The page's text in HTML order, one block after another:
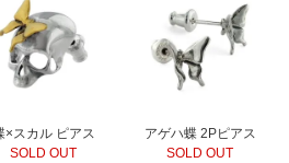
×スカル ピアス
SOLD OUT
アゲハ蝶 2Pピアス
SOLD OUT